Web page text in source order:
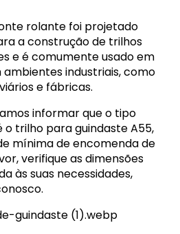
rolante foi projetado
a construção de trilhos
e é comumente usado em
industriais, como
e fábricas.
informar que o tipo
trilho para guindaste A55,
mínima de encomenda de
verifique as dimensões
às suas necessidades,